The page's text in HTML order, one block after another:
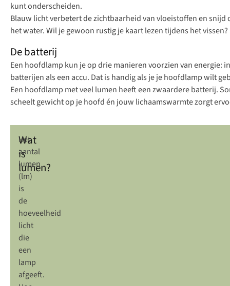
kunt onderscheiden.
Blauw licht verbetert de zichtbaarheid van vloeistoffen en
het water. Wil je gewoon rustig je kaart lezen tijdens het
De batterij
Een hoofdlamp kun je op drie manieren voorzien van energie:
batterijen als een accu. Dat is handig als je je hoofdlamp wilt
Een hoofdlamp met veel lumen heeft een zwaardere batterij.
scheelt gewicht op je hoofd én jouw lichaamswarmte zorgt
Wat
is
lumen?
Het
aantal
lumen
(lm)
is
de
hoeveelheid
licht
die
een
lamp
afgeeft.